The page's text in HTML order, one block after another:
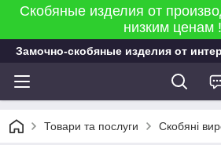
Скобяные изделия от
низким ценам
Замочно-скобяные изделия от
Товари та послуги Скобяні